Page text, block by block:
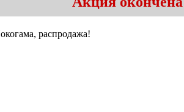
распродажа!